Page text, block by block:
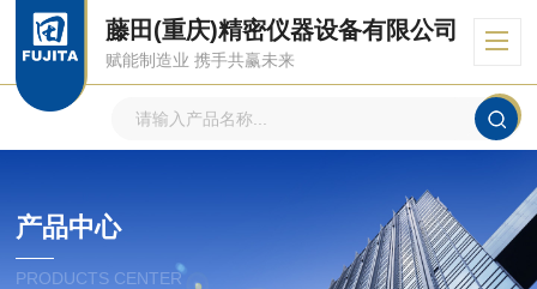
藤田(重庆)精密仪器设备有限公司
赋能制造业 携手共赢未来
产品中心
PRODUCTS CENTER